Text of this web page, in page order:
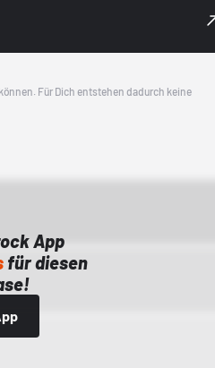
Für Dich entstehen dadurch keine
App
für diesen